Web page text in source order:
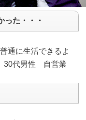
った・・・
通に生活できるよ
男性 自営業